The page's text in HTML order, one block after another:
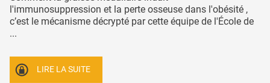
l'immunosuppression et la perte osseuse dans l'obésité ,
c’est le mécanisme décrypté par cette équipe de l'École de
...
LIRE LA SUITE